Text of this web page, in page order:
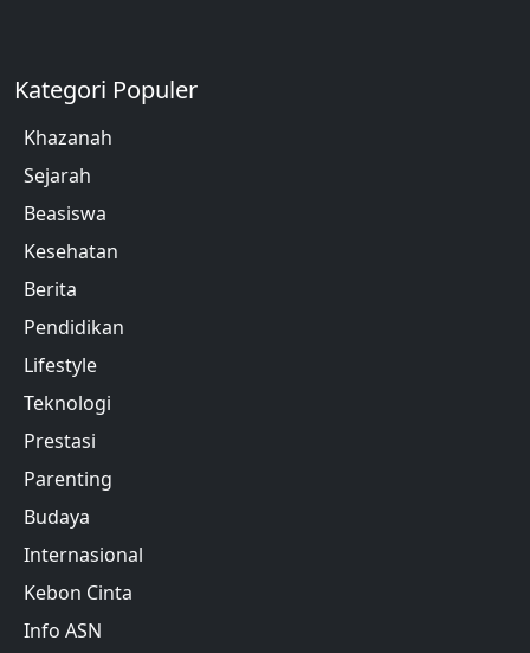
Kategori Populer
Khazanah
Sejarah
Beasiswa
Kesehatan
Berita
Pendidikan
Lifestyle
Teknologi
Prestasi
Parenting
Budaya
Internasional
Kebon Cinta
Info ASN